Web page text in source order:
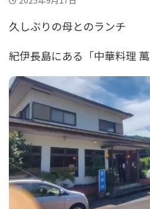
久しぶりの母とのランチ
紀伊長島にある「中華料理